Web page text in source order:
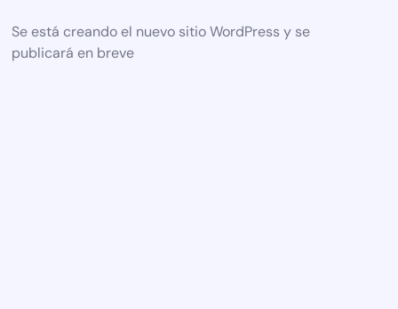
Se está creando el nuevo sitio WordPress y se
publicará en breve